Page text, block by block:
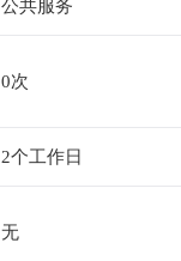
公共服务
0次
2个工作日
无